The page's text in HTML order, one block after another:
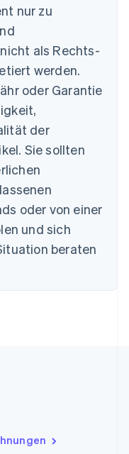
nur zu
als Rechts-
werden.
oder Garantie
der
Sie sollten
oder von einer
und sich
beraten